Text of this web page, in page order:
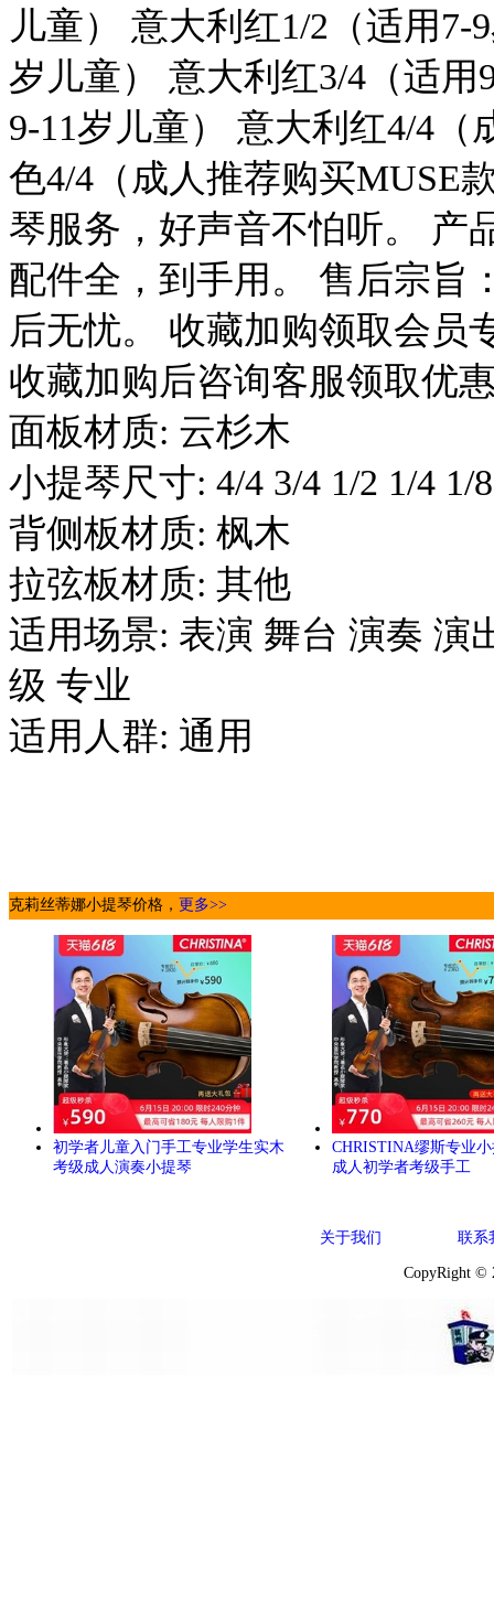
儿童） 意大利红1/2（适用
岁儿童） 意大利红3/4（适
9-11岁儿童） 意大利红4/4
色4/4（成人推荐购买MUSE
琴服务，好声音不怕听。 产
配件全，到手用。 售后宗旨
后无忧。 收藏加购领取会员
收藏加购后咨询客服领取优
面板材质: 云杉木
小提琴尺寸: 4/4 3/4 1/2 1/4 1/
背侧板材质: 枫木
拉弦板材质: 其他
适用场景: 表演 舞台 演奏 演
级 专业
适用人群: 通用
克莉丝蒂娜小提琴价格， 更多>>
初学者儿童入门手工专业学生实木
考级成人演奏小提琴
CHRISTINA缪斯专业
成人初学者考级手工
关于我们 联系
CopyRight ©